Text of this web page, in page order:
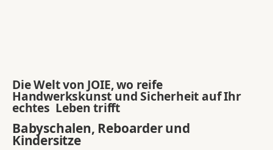
Die Welt von JOIE, wo reife
Handwerkskunst und Sicherheitauf Ihr
echtes Leben trifft
Babyschalen, Reboarder und
Kindersitze